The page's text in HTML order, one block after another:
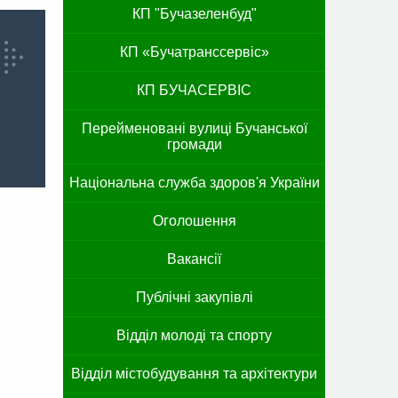
КП "Бучазеленбуд"
КП «Бучатранссервіс»
КП БУЧАСЕРВІС
Перейменовані вулиці Бучанської
громади
Національна служба здоров'я України
Оголошення
Вакансії
Публічні закупівлі
Відділ молоді та спорту
Відділ містобудування та архітектури